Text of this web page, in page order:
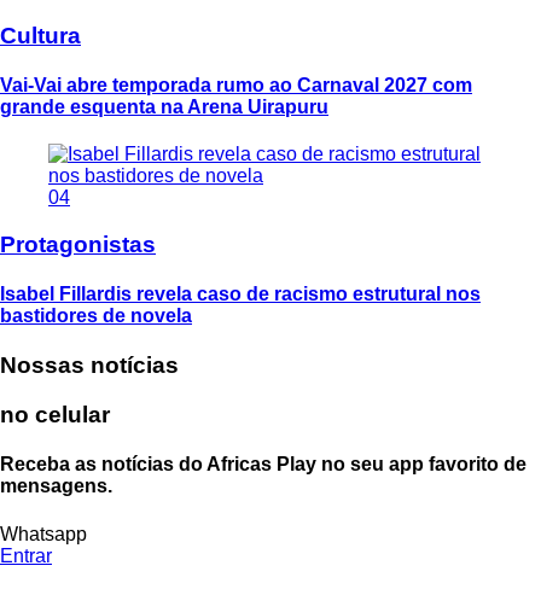
Cultura
Vai-Vai abre temporada rumo ao Carnaval 2027 com
grande esquenta na Arena Uirapuru
04
Protagonistas
Isabel Fillardis revela caso de racismo estrutural nos
bastidores de novela
Nossas notícias
no celular
Receba as notícias do Africas Play no seu app favorito de
mensagens.
Whatsapp
Entrar